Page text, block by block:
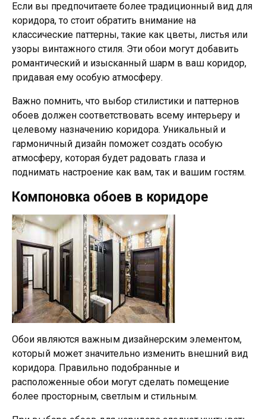
Если вы предпочитаете более традиционный вид для
коридора, то стоит обратить внимание на
классические паттерны, такие как цветы, листья или
узоры винтажного стиля. Эти обои могут добавить
романтический и изысканный шарм в ваш коридор,
придавая ему особую атмосферу.
Важно помнить, что выбор стилистики и паттернов
обоев должен соответствовать всему интерьеру и
целевому назначению коридора. Уникальный и
гармоничный дизайн поможет создать особую
атмосферу, которая будет радовать глаза и
поднимать настроение как вам, так и вашим гостям.
Компоновка обоев в коридоре
Обои являются важным дизайнерским элементом,
который может значительно изменить внешний вид
коридора. Правильно подобранные и
расположенные обои могут сделать помещение
более просторным, светлым и стильным.